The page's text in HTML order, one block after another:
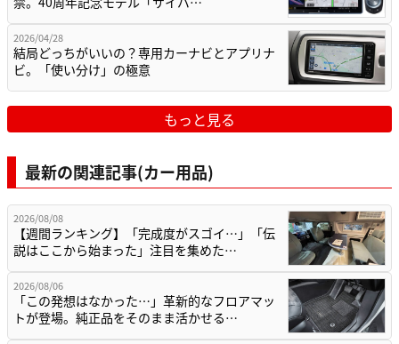
2026/04/28
結局どっちがいいの？専用カーナビとアプリナ
ビ。「使い分け」の極意
もっと見る
最新の関連記事(カー用品)
2026/08/08
【週間ランキング】「完成度がスゴイ…」「伝
説はここから始まった」注目を集めた…
2026/08/06
「この発想はなかった…」革新的なフロアマッ
トが登場。純正品をそのまま活かせる…